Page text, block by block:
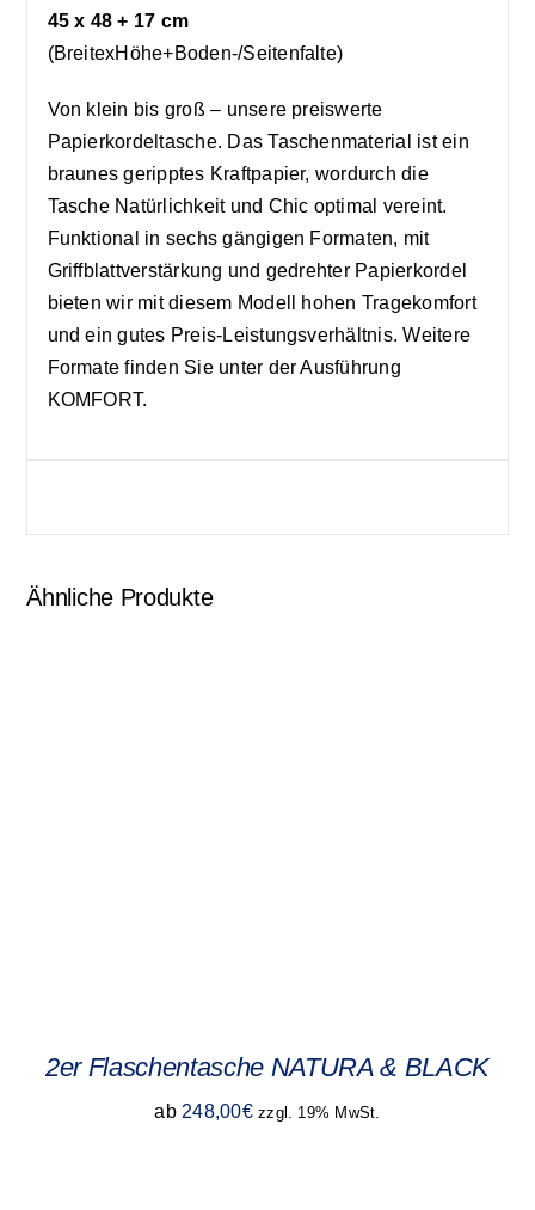
45 x 48 + 17 cm
(BreitexHöhe+Boden-/Seitenfalte)
Von klein bis groß – unsere preiswerte
Papierkordeltasche. Das Taschenmaterial ist ein
braunes geripptes Kraftpapier, wordurch die
Tasche Natürlichkeit und Chic optimal vereint.
Funktional in sechs gängigen Formaten, mit
Griffblattverstärkung und gedrehter Papierkordel
bieten wir mit diesem Modell hohen Tragekomfort
und ein gutes Preis-Leistungsverhältnis. Weitere
Formate finden Sie unter der Ausführung
KOMFORT.
Ähnliche Produkte
2er Flaschentasche NATURA & BLACK
ab 248,00€ zzgl. 19% MwSt.